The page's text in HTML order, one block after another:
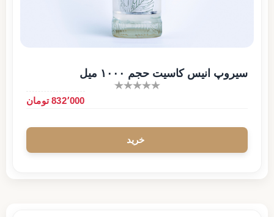
سیروپ انیس کاسیت حجم ۱۰۰۰ میل
832٬000 تومان